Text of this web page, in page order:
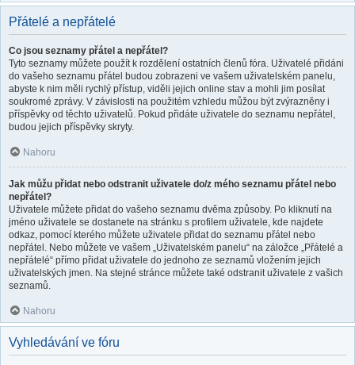
Přátelé a nepřátelé
Co jsou seznamy přátel a nepřátel?
Tyto seznamy můžete použít k rozdělení ostatních členů fóra. Uživatelé přidáni
do vašeho seznamu přátel budou zobrazeni ve vašem uživatelském panelu,
abyste k nim měli rychlý přístup, viděli jejich online stav a mohli jim posílat
soukromé zprávy. V závislosti na použitém vzhledu můžou být zvýrazněny i
příspěvky od těchto uživatelů. Pokud přidáte uživatele do seznamu nepřátel,
budou jejich příspěvky skryty.
Nahoru
Jak můžu přidat nebo odstranit uživatele do/z mého seznamu přátel nebo
nepřátel?
Uživatele můžete přidat do vašeho seznamu dvěma způsoby. Po kliknutí na
jméno uživatele se dostanete na stránku s profilem uživatele, kde najdete
odkaz, pomocí kterého můžete uživatele přidat do seznamu přátel nebo
nepřátel. Nebo můžete ve vašem „Uživatelském panelu“ na záložce „Přátelé a
nepřátelé“ přímo přidat uživatele do jednoho ze seznamů vložením jejich
uživatelských jmen. Na stejné stránce můžete také odstranit uživatele z vašich
seznamů.
Nahoru
Vyhledávání ve fóru